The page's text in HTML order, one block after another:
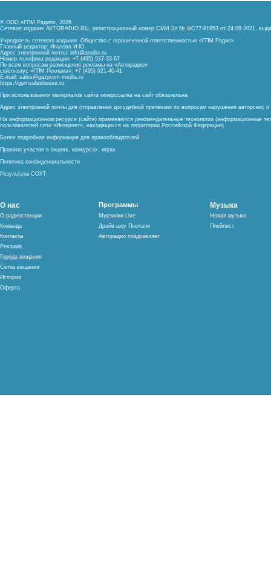
© ООО «ГПМ Радио», 2026
Сетевое издание AVTORADIO.RU, регистрационный номер СМИ Эл № ФС77-81953 от 24.09.2021,
Учредитель сетевого издания: Общество с ограниченной ответственностью «ГПМ Радио»
Главный редактор: Ипатова И.Ю.
Адрес электронной почты: info@aradio.ru
Номер телефона редакции: +7 (495) 937-33-67
По всем вопросам размещения рекламы на «Авторадио»
сейлз-хаус «ГПМ Реклама»: +7 (495) 921-40-41
E-mail: sales@gazprom-media.ru
https://gpmsaleshouse.ru
При использовании материалов сайта гиперссылка на сайт обязательна
Адрес электронной почты для отправления досудебной претензии по вопросам нарушения авторских
На информационном ресурсе (сайте) применяются рекомендательные технологии (информационные
пользователей сети «Интернет», находящихся на территории Российской Федерации)
Более подробная информация для правообладателей
Правила участия в акциях, конкурсах, играх
Политика конфиденциальности
Результаты СОУТ
О нас
О радиостанции
Команда
Контакты
Реклама
Города вещания
Сетка вещания
История
Оферта
Программы
Мурзилки Live
Драйв-шоу Поехали
Авторадио поздравляет
Музыка
Новая музыка
Плейлист